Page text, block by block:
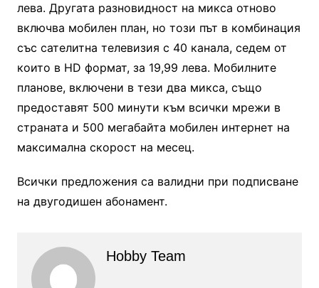
лева. Другата разновидност на микса отново
включва мобилен план, но този път в комбинация
със сателитна телевизия с 40 канала, седем от
които в HD формат, за 19,99 лева. Мобилните
планове, включени в тези два микса, също
предоставят 500 минути към всички мрежи в
страната и 500 мегабайта мобилен интернет на
максимална скорост на месец.
Всички предложения са валидни при подписване
на двугодишен абонамент.
Hobby Team